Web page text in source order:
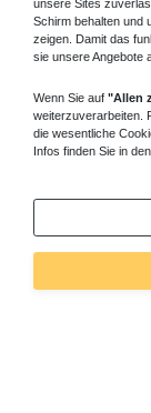
unsere Sites
Schirm behalten und
zeigen. Damit das
sie unsere Angebote
Wenn Sie auf "Allen
weiterzuverarbeiten.
die wesentliche
Infos finden Sie in den